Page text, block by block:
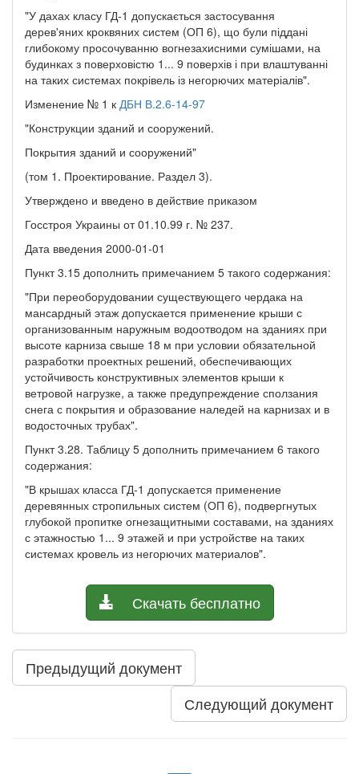
"У дахах класу ГД-1 допускається застосування
дерев'яних кроквяних систем (ОП 6), що були піддані
глибокому просочуванню вогнезахисними сумішами, на
будинках з поверховістю 1... 9 поверхів і при влаштуванні
на таких системах покрівель із негорючих матеріалів".
Изменение № 1 к ДБН В.2.6-14-97
"Конструкции зданий и сооружений.
Покрытия зданий и сооружений"
(том 1. Проектирование. Раздел 3).
Утверждено и введено в действие приказом
Госстроя Украины от 01.10.99 г. № 237.
Дата введения 2000-01-01
Пункт 3.15 дополнить примечанием 5 такого содержания:
"При переоборудовании существующего чердака на
мансардный этаж допускается применение крыши с
организованным наружным водоотводом на зданиях при
высоте карниза свыше 18 м при условии обязательной
разработки проектных решений, обеспечивающих
устойчивость конструктивных элементов крыши к
ветровой нагрузке, а также предупреждение сползания
снега с покрытия и образование наледей на карнизах и в
водосточных трубах".
Пункт 3.28. Таблицу 5 дополнить примечанием 6 такого
содержания:
"В крышах класса ГД-1 допускается применение
деревянных стропильных систем (ОП 6), подвергнутых
глубокой пропитке огнезащитными составами, на зданиях
с этажностью 1... 9 этажей и при устройстве на таких
системах кровель из негорючих материалов".
Скачать бесплатно
Предыдущий документ
Следующий документ